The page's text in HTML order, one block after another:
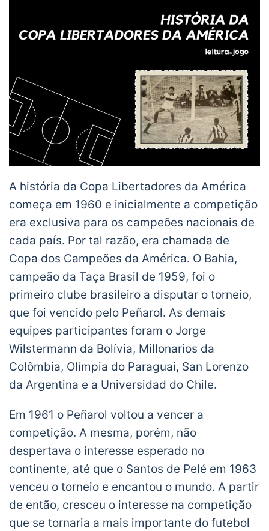
A história da Copa Libertadores da América
começa em 1960 e inicialmente a competição
era exclusiva para os campeões nacionais de
cada país. Por tal razão, era chamada de
Copa dos Campeões da América. O Bahia,
campeão da Taça Brasil de 1959, foi o
primeiro clube brasileiro a disputar o torneio,
que foi vencido pelo Peñarol. As demais
equipes participantes foram o Jorge
Wilstermann da Bolívia, Millonarios da
Colômbia, Olímpia do Paraguai, San Lorenzo
da Argentina e a Universidad do Chile.
Em 1961 o Peñarol voltou a vencer a
competição. A mesma, porém, não
despertava o interesse esperado no
continente, até que o Santos de Pelé em 1963
venceu o torneio e encantou o mundo. A partir
de então, cresceu o interesse na competição
que se tornaria a mais importante do futebol